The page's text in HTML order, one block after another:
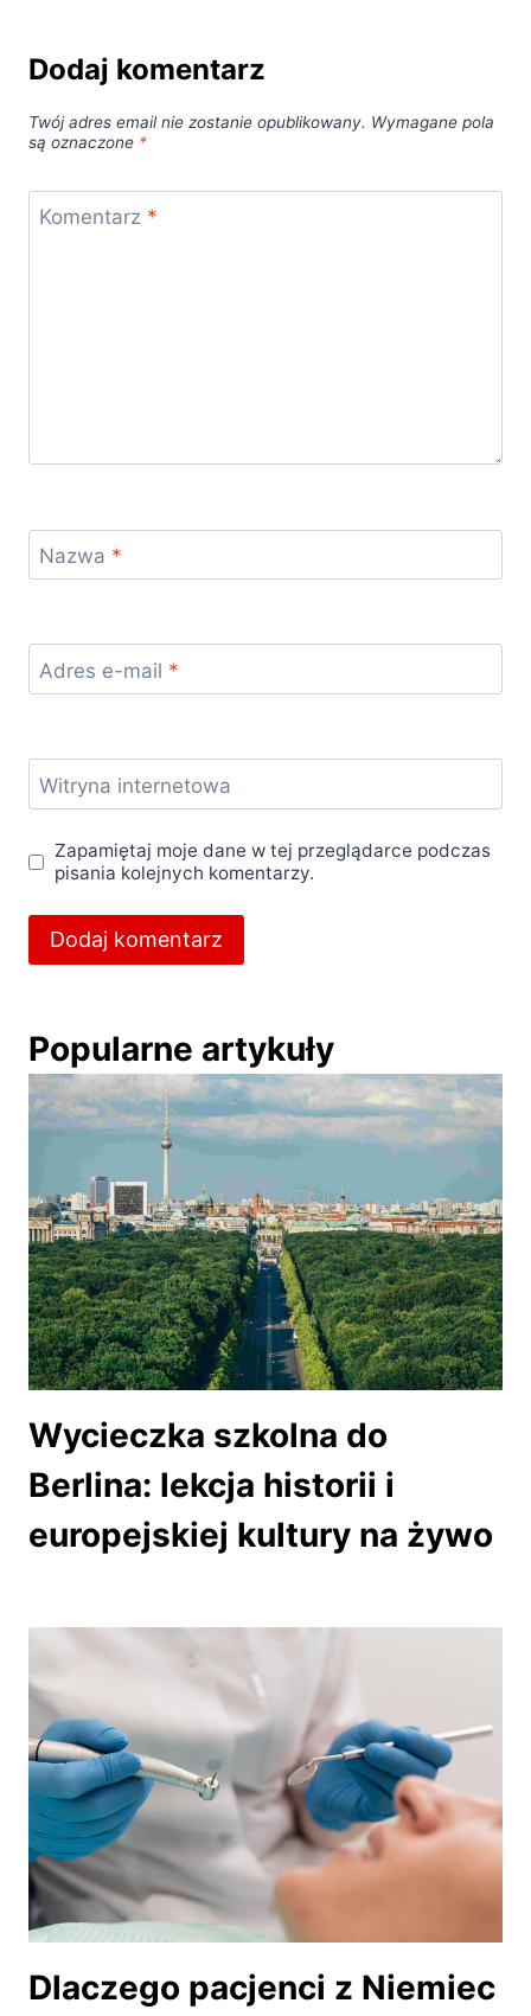
Dodaj komentarz
Twój adres email nie zostanie opublikowany. Wymagane pola
są oznaczone *
Komentarz *
Nazwa *
Adres e-mail *
Witryna internetowa
Zapamiętaj moje dane w tej przeglądarce podczas
pisania kolejnych komentarzy.
Popularne artykuły
Wycieczka szkolna do
Berlina: lekcja historii i
europejskiej kultury na żywo
Dlaczego pacjenci z Niemiec